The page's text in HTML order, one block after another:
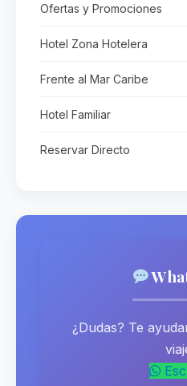
Ofertas y Promociones
Hotel Zona Hotelera
Frente al Mar Caribe
Hotel Familiar
Reservar Directo
¿Dudas? Te